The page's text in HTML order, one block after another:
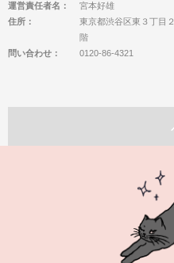
運営責任者名：
宮本好雄
住所：
東京都渋谷区東３丁
階
問い合わせ：
0120-86-4321